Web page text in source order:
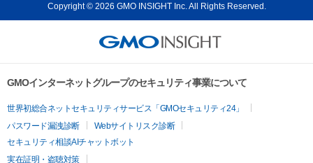
Copyright © 2026 GMO INSIGHT Inc. All Rights Reserved.
GMOインターネットグループのセキュリティ事業について
世界初総合ネットセキュリティサービス「GMOセキュリティ24」
パスワード漏洩診断
Webサイトリスク診断
セキュリティ相談AIチャットボット
実在証明・盗聴対策